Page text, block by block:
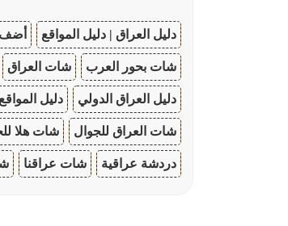
دليل العراق | دليل المواقع أضف
شات بحور العرب شات العراق
دليل العراق الدولي دليل
شات العراق للجوال شات هلا
دردشة عراقية شات عراقنا